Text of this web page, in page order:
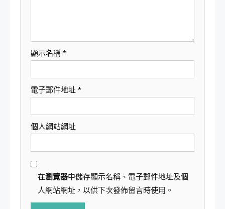
顯示名稱 *
電子郵件地址 *
個人網站網址
在瀏覽器中儲存顯示名稱、電子郵件地址及個
人網站網址，以供下次發佈留言時使用。